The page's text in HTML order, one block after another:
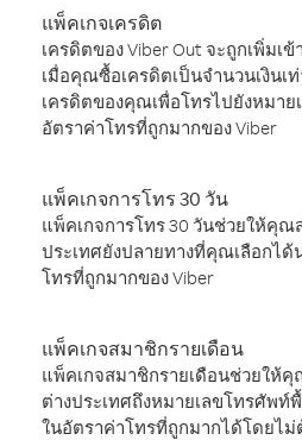
แพ็คเกจเครดิต
เครดิตของ Viber Out จะถูกเพิ่มเ
เมื่อคุณซื้อเครดิตเป็นจำนวนเงินเ
เครดิตของคุณเพื่อโทรไปยังหมาย
อัตราค่าโทรที่ถูกมากของ Viber
แพ็คเกจการโทร 30 วัน
แพ็คเกจการโทร 30 วันช่วยให้คุณ
ประเทศยังปลายทางที่คุณเลือกได้
โทรที่ถูกมากของ Viber
แพ็คเกจสมาชิกรายเดือน
แพ็คเกจสมาชิกรายเดือนช่วยให้
ต่างประเทศถึงหมายเลขโทรศัพ
ในอัตราค่าโทรที่ถูกมากได้โดยไ